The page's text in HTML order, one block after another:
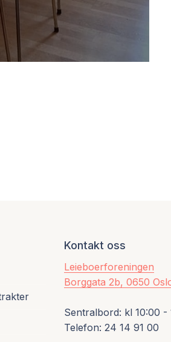
Kontakt oss
Leieboerforeningen
Borggata 2b, 0650
Sentralbord: kl 10:00 -
Telefon: 24 14 91 00